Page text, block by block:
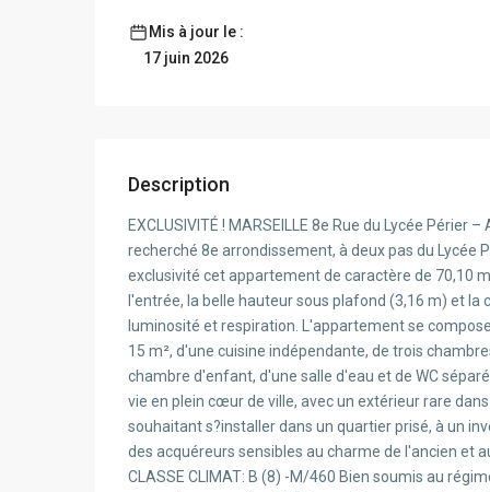
Mis à jour le :
17 juin 2026
Description
EXCLUSIVITÉ ! MARSEILLE 8e Rue du Lycée
recherché 8e arrondissement, à deux pas du Lycée
exclusivité cet appartement de caractère de 70,10
l'entrée, la belle hauteur sous plafond (3,16 m) et
luminosité et respiration. L'appartement se
15 m², d'une cuisine indépendante, de trois
chambre d'enfant, d'une salle d'eau et de WC
vie en plein cœur de ville, avec un extérieur rare
souhaitant s?installer dans un quartier prisé, à un
des acquéreurs sensibles au charme de l'ancien et
CLASSE CLIMAT: B (8) -M/460 Bien soumis au